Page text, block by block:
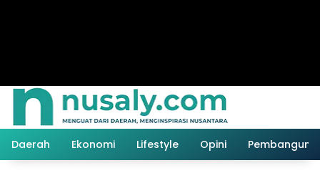
Daerah Ekonomi Lifestyle Opini